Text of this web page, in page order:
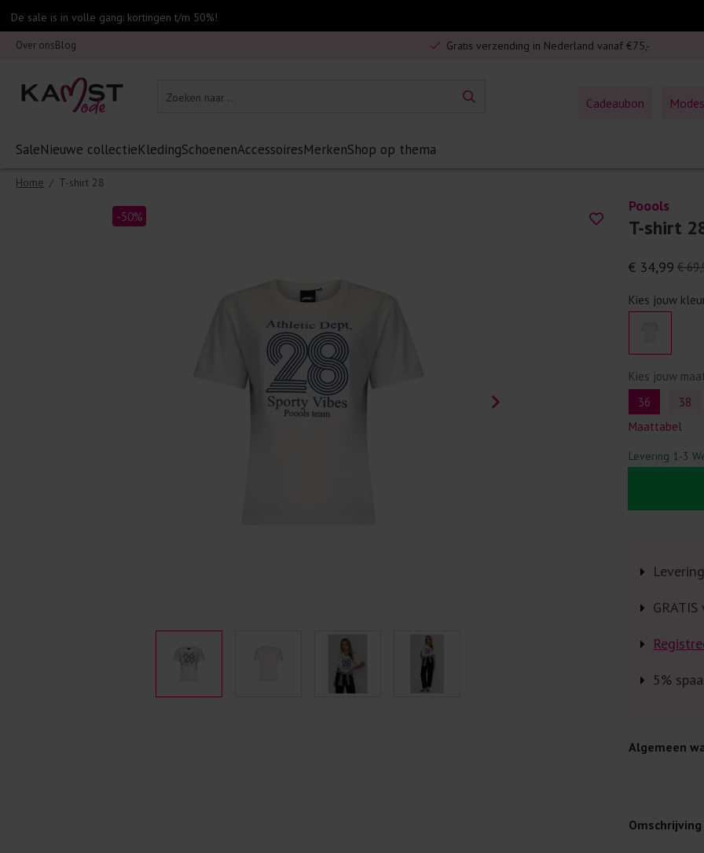
De sale is in volle gang: kortingen t/m 50%!
Over onsBlog
Gratis verzending in Nederland vanaf €75,-
5% spaarbonus op jouw aankoop
Cadeaubon
SaleNieuwe collectieKledingSchoenenAccessoiresMerkenShop op thema
Home / T-shirt 28
-50%
Poools
T-shirt
€
€ 34,99
Kies jouw
Kies jouw
36
38
Maattabel
Levering 1-3
5%
Algemeen
Omschrijving